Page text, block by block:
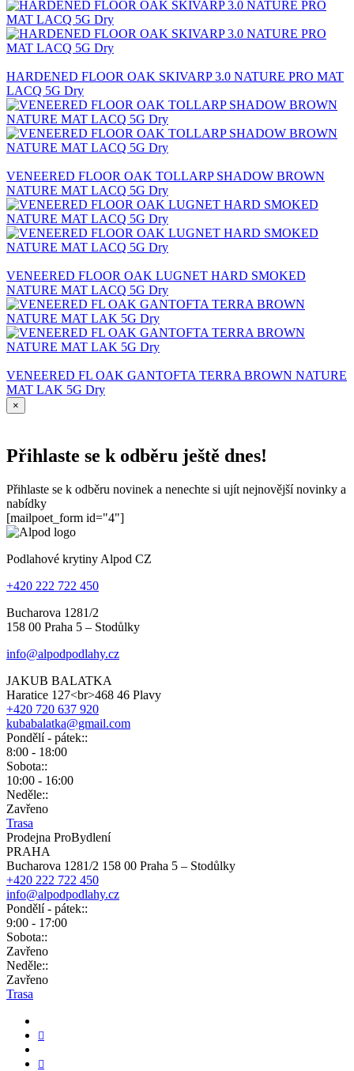
HARDENED FLOOR OAK SKIVARP 3.0 NATURE PRO MAT
LACQ 5G Dry
VENEERED FLOOR OAK TOLLARP SHADOW BROWN
NATURE MAT LACQ 5G Dry
VENEERED FLOOR OAK LUGNET HARD SMOKED
NATURE MAT LACQ 5G Dry
VENEERED FL OAK GANTOFTA TERRA BROWN NATURE
MAT LAK 5G Dry
×
Přihlaste se k odběru ještě dnes!
Přihlaste se k odběru novinek a nenechte si ujít nejnovější novinky a
nabídky
[mailpoet_form id="4"]
Podlahové krytiny Alpod CZ
+420 222 722 450
Bucharova 1281/2
158 00 Praha 5 – Stodůlky
info@alpodpodlahy.cz
JAKUB BALATKA
Haratice 127<br>468 46 Plavy
+420 720 637 920
kubabalatka@gmail.com
Pondělí - pátek::
8:00 - 18:00
Sobota::
10:00 - 16:00
Neděle::
Zavřeno
Trasa
Prodejna ProBydlení
PRAHA
Bucharova 1281/2 158 00 Praha 5 – Stodůlky
+420 222 722 450
info@alpodpodlahy.cz
Pondělí - pátek::
9:00 - 17:00
Sobota::
Zavřeno
Neděle::
Zavřeno
Trasa